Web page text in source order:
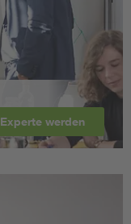
Experte werden